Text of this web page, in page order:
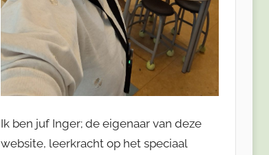
Ik ben juf Inger; de eigenaar van deze
website, leerkracht op het speciaal